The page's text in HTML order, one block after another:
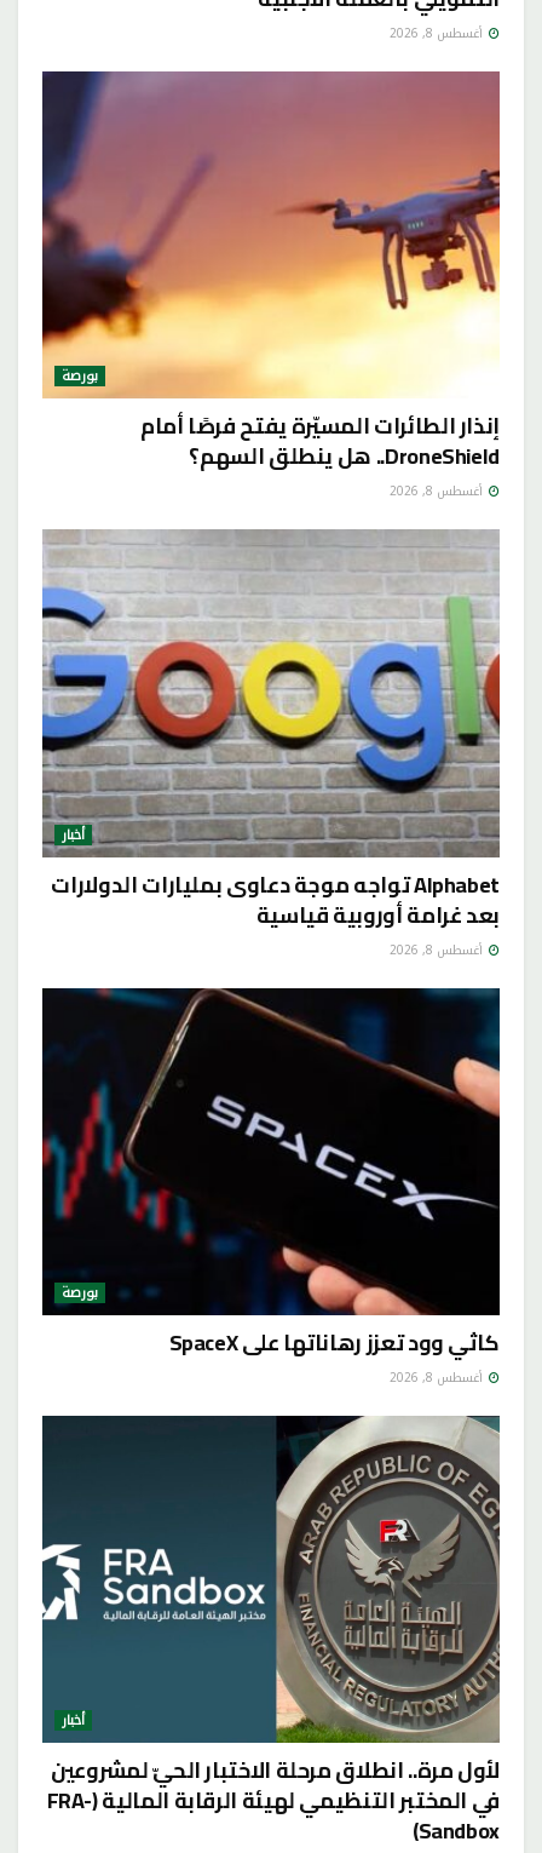
أغسطس 8, 2026
بورصة
إنذار الطائرات المسيّرة يفتح فرصًا أمام
DroneShield.. هل ينطلق السهم؟
أغسطس 8, 2026
أخبار
Alphabet تواجه موجة دعاوى بمليارات الدولارات
بعد غرامة أوروبية قياسية
أغسطس 8, 2026
بورصة
كاثي وود تعزز رهاناتها على SpaceX
أغسطس 8, 2026
أخبار
لأول مرة.. انطلاق مرحلة الاختبار الحيّ لمشروعين
في المختبر التنظيمي لهيئة الرقابة المالية (FRA-
Sandbox)